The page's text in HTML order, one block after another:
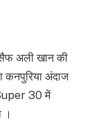
अली खान की
अंदाज
30 में
।